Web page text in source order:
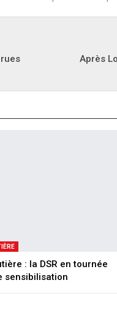
Après
: la DSR en tournée
sensibilisation